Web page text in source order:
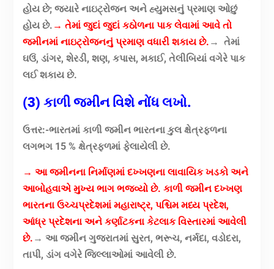
હોય છે; જ્યારે નાઇટ્રોજન અને હ્યુમસનું પ્રમાણ ઓછું
હોય છે. → તેમાં જુદાં જુદાં કઠોળના પાક લેવામાં આવે તો
જમીનમાં નાઇટ્રોજનનું પ્રમાણ વધારી શકાય છે. → તેમાં
ઘઉં, ડાંગર, શેરડી, શણ, કપાસ, મકાઈ, તેલીબિયાં વગેરે પાક
લઈ શકાય છે.
(3) કાળી જમીન વિશે નોંધ લખો.
ઉત્તર:-ભારતમાં કાળી જમીન ભારતના કુલ ક્ષેત્રફળના
લગભગ 15 % ક્ષેત્રફળમાં ફેલાયેલી છે.
→ આ જમીનના નિર્માણમાં દખ્ખણના લાવાયિક ખડકો અને
આબોહવાએ મુખ્ય ભાગ ભજવ્યો છે. કાળી જમીન દખ્ખણ
ભારતના ઉચ્ચપ્રદેશમાં મહારાષ્ટ્ર, પશ્ચિમ મધ્ય પ્રદેશ,
આંધ્ર પ્રદેશના અને કર્ણાટકના કેટલાક વિસ્તારમાં આવેલી
છે. → આ જમીન ગુજરાતમાં સુરત, ભરૂચ, નર્મદા, વડોદરા,
તાપી, ડાંગ વગેરે જિલ્લાઓમાં આવેલી છે.